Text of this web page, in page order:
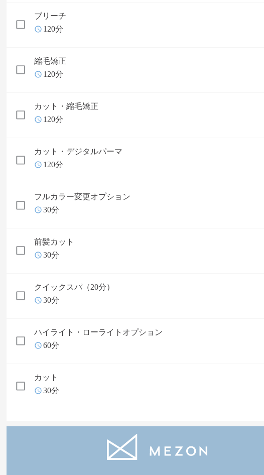
ブリーチ
120分
縮毛矯正
120分
カット・縮毛矯正
120分
カット・デジタルパーマ
120分
フルカラー変更オプション
30分
前髪カット
30分
クイックスパ（20分）
30分
ハイライト・ローライトオプション
60分
カット
30分